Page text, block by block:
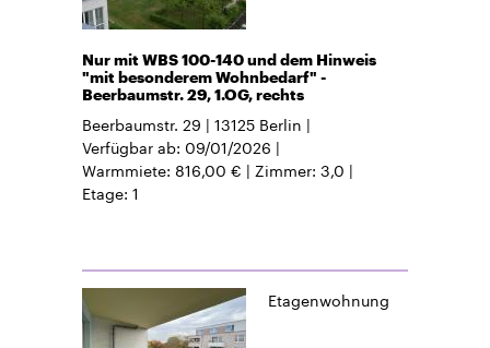
Nur mit WBS 100-140 und dem Hinweis
"mit besonderem Wohnbedarf" -
Beerbaumstr. 29, 1.OG, rechts
Beerbaumstr. 29 13125 Berlin
Verfügbar ab 09/01/2026
Warmmiete 816,00 € Zimmer 3,0
Etage 1
Etagenwohnung